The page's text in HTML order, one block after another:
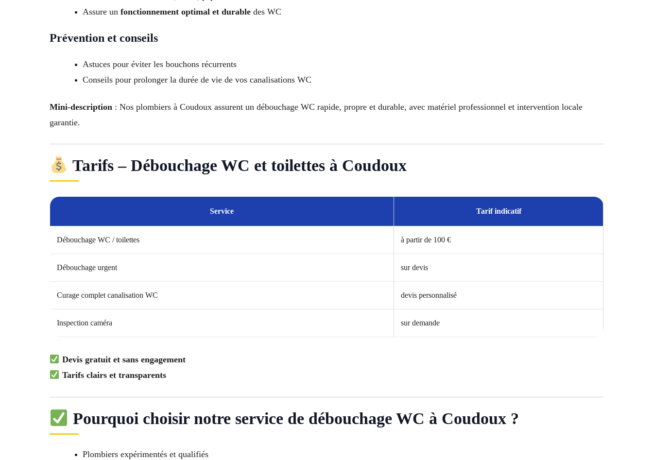
Assure un fonctionnement optimal et durable des WC
Prévention et conseils
Astuces pour éviter les bouchons récurrents
Conseils pour prolonger la durée de vie de vos canalisations WC
Mini-description : Nos plombiers à Coudoux assurent un débouchage WC rapide, propre et durable, avec matériel professionnel et intervention locale
garantie.
Tarifs – Débouchage WC et toilettes à Coudoux
Service Tarif indicatif
Débouchage WC / toilettes à partir de 100 €
Débouchage urgent sur devis
Curage complet canalisation WC devis personnalisé
Inspection caméra sur demande
Devis gratuit et sans engagement
Tarifs clairs et transparents
Pourquoi choisir notre service de débouchage WC à Coudoux ?
Plombiers expérimentés et qualifiés